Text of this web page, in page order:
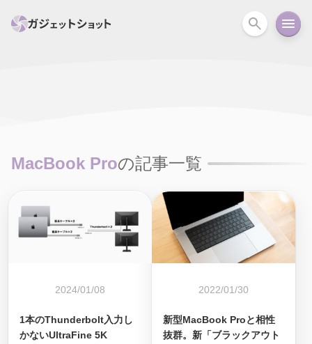
ガイド オーディオ
MacBook Proの記事一覧
2024/01/08
1本のThunderbolt入力し
かないUltraFine 5K
2022/01/30
新型MacBook Proと相性
抜群。新「ブラックアウト